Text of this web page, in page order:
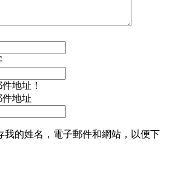
地址！
地址
我的姓名，電子郵件和網站，以便下